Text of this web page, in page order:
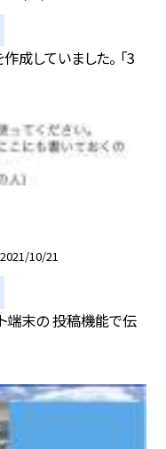
成していました。 「3
2021/10/21
端末の 投稿機能で伝